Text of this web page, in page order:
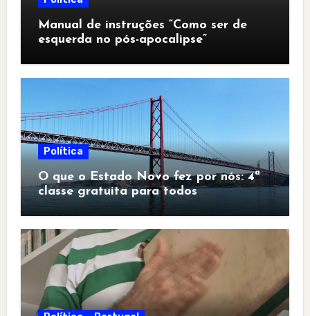
Manual de instruções “Como ser de
esquerda no pós-apocalipse”
Política
O que o Estado Novo fez por nós: 4ª
classe gratuita para todos